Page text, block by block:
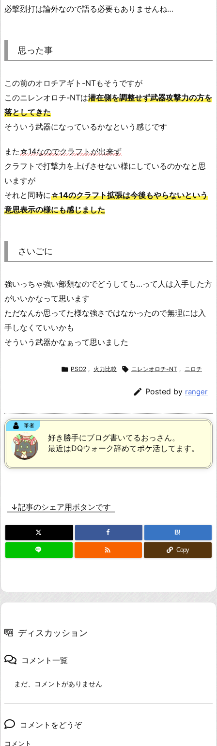
必撃烈打は論外なので語る必要もありませんね…
思った事
この前のオロチアギト-NTもそうですが
このニレンオロチ-NTは潜在側を調整せず武器攻撃力の方を
落としてきた
そういう武器になっているかなという感じです
また☆14なのでクラフトが出来ず
クラフトで打撃力を上げさせない様にしているのかなと思
いますが
それと同時に☆14のクラフト拡張は今後もやらないという
意思表示の様にも感じました
さいごに
強いっちゃ強い部類なのでどうしても…って人は入手した方
がいいかなって思います
ただなんか思ってた様な強さではなかったので無理には入
手しなくていいかも
そういう武器かなぁって思いました
 PSO2 , 火力比較  ニレンオロチ-NT , ニロチ
 Posted by ranger
筆者
好き勝手にブログ書いてるおっさん。
最近はDQウォーク辞めてポケ活してます。
↓記事のシェア用ボタンです
B!
 Copy
ディスカッション
コメント一覧
まだ、コメントがありません
コメントをどうぞ
コメント